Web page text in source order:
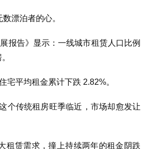
漂泊者的心。
报告》显示：一线城市租赁人口比例
宅平均租金累计下跌 2.82%。
个传统租房旺季临近，市场却愈发让
租赁需求，撞上持续两年的租金阴跌